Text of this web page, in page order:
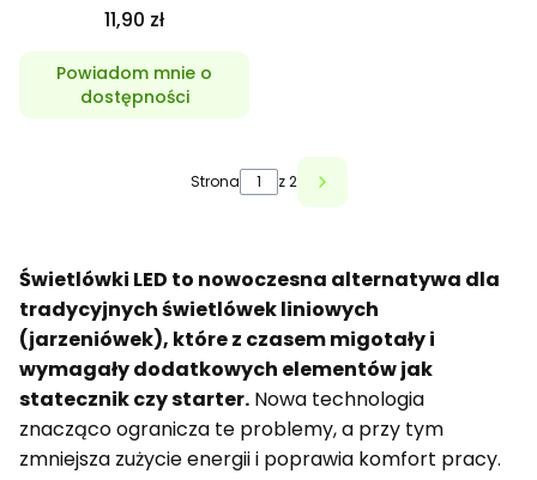
11,90 zł
Powiadom mnie o
dostępności
Strona z 2
Świetlówki LED to nowoczesna alternatywa dla
tradycyjnych świetlówek liniowych
(jarzeniówek), które z czasem migotały i
wymagały dodatkowych elementów jak
statecznik czy starter. Nowa technologia
znacząco ogranicza te problemy, a przy tym
zmniejsza zużycie energii i poprawia komfort pracy.